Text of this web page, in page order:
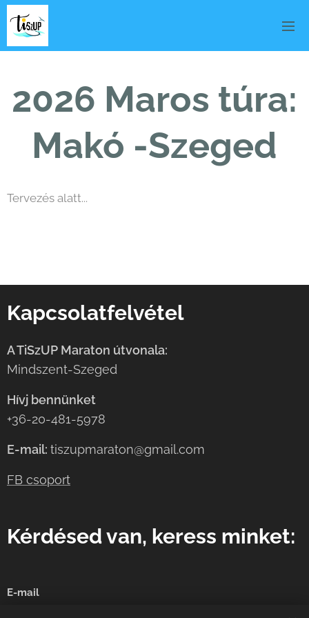
2026 Maros túra:
Makó -Szeged
Tervezés alatt...
Kapcsolatfelvétel
A TiSzUP Maraton útvonala:
Mindszent-Szeged
Hívj bennünket
+36-20-481-5978
E-mail: tiszupmaraton@gmail.com
FB csoport
Kérdésed van, keress minket:
E-mail